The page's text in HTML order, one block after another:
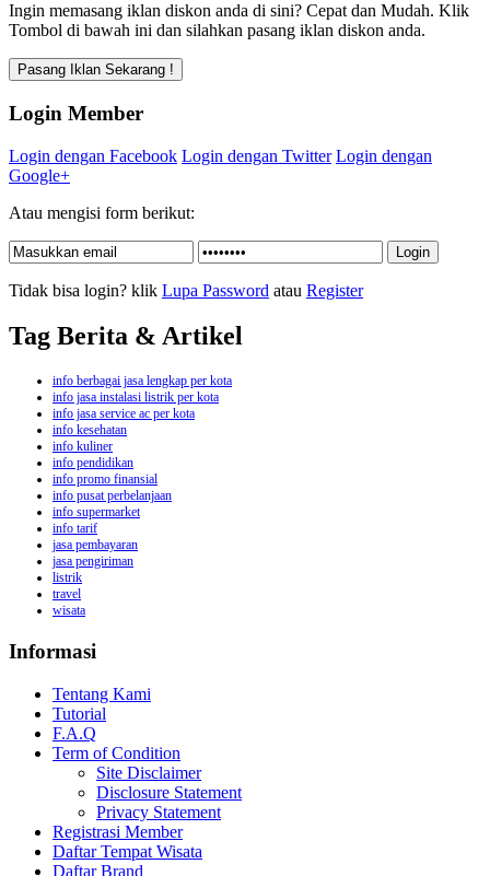
Ingin memasang iklan diskon anda di sini? Cepat dan Mudah. Klik
Tombol di bawah ini dan silahkan pasang iklan diskon anda.
Login Member
Login dengan Facebook Login dengan Twitter Login dengan
Google+
Atau mengisi form berikut:
Tidak bisa login? klik Lupa Password atau Register
Tag Berita & Artikel
info berbagai jasa lengkap per kota
info jasa instalasi listrik per kota
info jasa service ac per kota
info kesehatan
info kuliner
info pendidikan
info promo finansial
info pusat perbelanjaan
info supermarket
info tarif
jasa pembayaran
jasa pengiriman
listrik
travel
wisata
Informasi
Tentang Kami
Tutorial
F.A.Q
Term of Condition
Site Disclaimer
Disclosure Statement
Privacy Statement
Registrasi Member
Daftar Tempat Wisata
Daftar Brand